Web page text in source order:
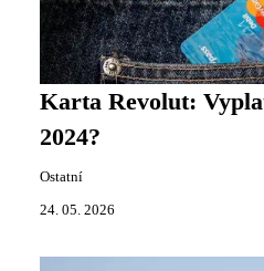
Karta Revolut:
2024?
Ostatní
24. 05. 2026